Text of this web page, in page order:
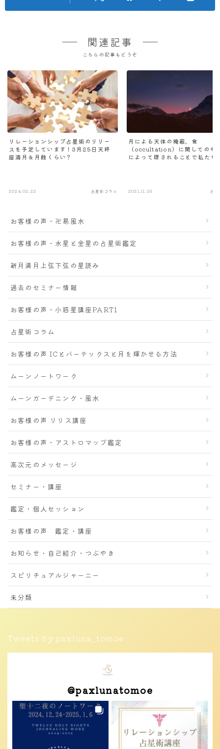
関連記事
こちらの記事もどうぞ
リレーションシップ占星術のリリー
スを予定しています！3月25日天秤
座満月＆月蝕くらい？
2024.02.22 占星術コラム
月による天体の掩蔽、食
（occultation）に関しての考
によって隠されることで私たち
2021.11.26 占
お客様の声・卍易風水
お客様の声・水星と金星の占星術鑑定
新月満月上弦下弦の星読み
過去のセミナー情報
お客様の声・小惑星講座PART1
占星術コラム
お客様の声 ICとバーテックスと月を輝かせる方法
ムーンノートワーク
ムーンガーデニング・風水
お客様の声 リリス講座
お客様の声・アストロマップ鑑定
高次元のメッセージ
セミナー・講座
鑑定・個人セッション
お客様の声 鑑定・講座
お知らせ・自己紹介・つぶやき
スピリチュアルジャーニー
未分類
Tweets by paxluna_tomoe
@paxlunatomoe